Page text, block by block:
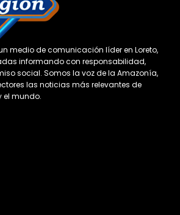
medio de comunicación líder en Loreto,
informando con responsabilidad,
social. Somos la voz de la Amazonía,
las noticias más relevantes de
el mundo.